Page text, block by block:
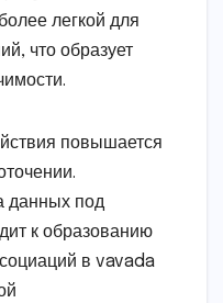
легкой для
что образует
повышается
данных под
к образованию
в vavada